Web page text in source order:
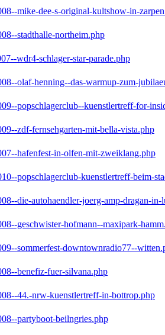
mike-dee-s-original-kultshow-in-
stadthalle-northeim.php
wdr4-schlager-star-parade.php
olaf-henning--das-warmup-zum-
popschlagerclub--kuenstlertreff-for-
zdf-fernsehgarten-mit-bella-vista.php
hafenfest-in-olfen-mit-zweiklang.php
popschlagerclub-kuenstlertreff-beim-
die-autohaendler-joerg-amp-dragan-in-
geschwister-hofmann--maxipark-
sommerfest-downtownradio77--
benefiz-fuer-silvana.php
44.-nrw-kuenstlertreff-in-bottrop.php
partyboot-beilngries.php